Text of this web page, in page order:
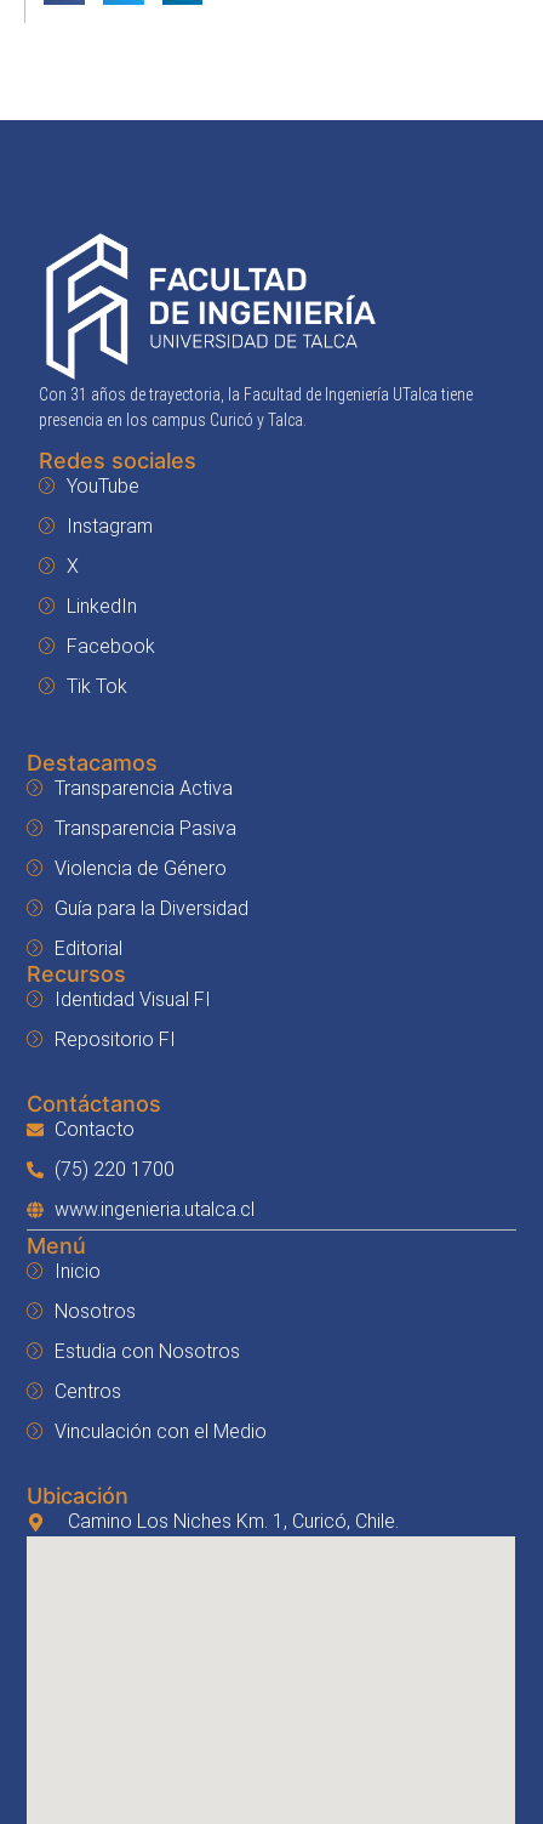
Con 31 años de trayectoria, la Facultad de Ingeniería UTalca tiene
presencia en los campus Curicó y Talca.
Redes sociales
YouTube
Instagram
X
LinkedIn
Facebook
Tik Tok
Destacamos
Transparencia Activa
Transparencia Pasiva
Violencia de Género
Guía para la Diversidad
Editorial
Recursos
Identidad Visual FI
Repositorio FI
Contáctanos
Contacto
(75) 220 1700
www.ingenieria.utalca.cl
Menú
Inicio
Nosotros
Estudia con Nosotros
Centros
Vinculación con el Medio
Ubicación
Camino Los Niches Km. 1, Curicó, Chile.